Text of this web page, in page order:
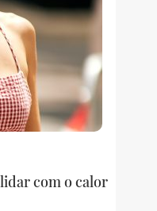
com o calor